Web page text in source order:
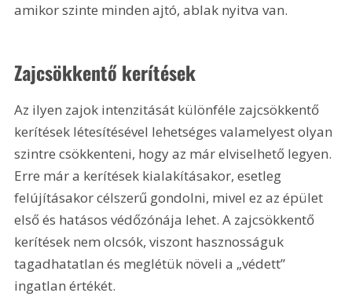
amikor szinte minden ajtó, ablak nyitva van.
Zajcsökkentő kerítések
Az ilyen zajok intenzitását különféle zajcsökkentő
kerítések létesítésével lehetséges valamelyest olyan
szintre csökkenteni, hogy az már elviselhető legyen.
Erre már a kerítések kialakításakor, esetleg
felújításakor célszerű gondolni, mivel ez az épület
első és hatásos védőzónája lehet. A zajcsökkentő
kerítések nem olcsók, viszont hasznosságuk
tagadhatatlan és meglétük növeli a „védett”
ingatlan értékét.